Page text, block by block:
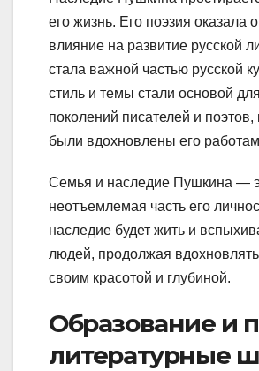
его жизнь. Его поэзия оказала
влияние на развитие русской
стала важной частью русской
стиль и темы стали основой
поколений писателей и поэтов,
были вдохновлены его
Семья и наследие Пушкина —
неотъемлемая часть его
наследие будет жить и
людей, продолжая
своим красотой и глубиной.
Образование и
литературные